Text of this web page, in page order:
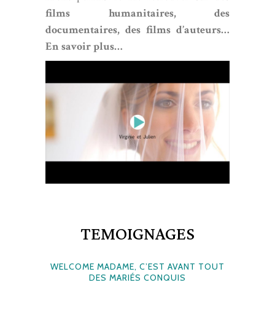
films humanitaires, des
documentaires, des films d’auteurs…
En savoir plus…
TEMOIGNAGES
WELCOME MADAME, C’EST AVANT TOUT
DES MARIÉS CONQUIS